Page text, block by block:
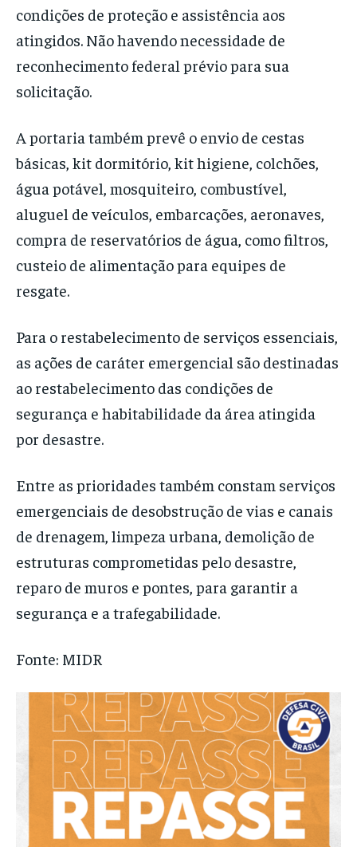
condições de proteção e assistência aos
atingidos. Não havendo necessidade de
reconhecimento federal prévio para sua
solicitação.
A portaria também prevê o envio de cestas
básicas, kit dormitório, kit higiene, colchões,
água potável, mosquiteiro, combustível,
aluguel de veículos, embarcações, aeronaves,
compra de reservatórios de água, como filtros,
custeio de alimentação para equipes de
resgate.
Para o restabelecimento de serviços essenciais,
as ações de caráter emergencial são destinadas
ao restabelecimento das condições de
segurança e habitabilidade da área atingida
por desastre.
Entre as prioridades também constam serviços
emergenciais de desobstrução de vias e canais
de drenagem, limpeza urbana, demolição de
estruturas comprometidas pelo desastre,
reparo de muros e pontes, para garantir a
segurança e a trafegabilidade.
Fonte: MIDR